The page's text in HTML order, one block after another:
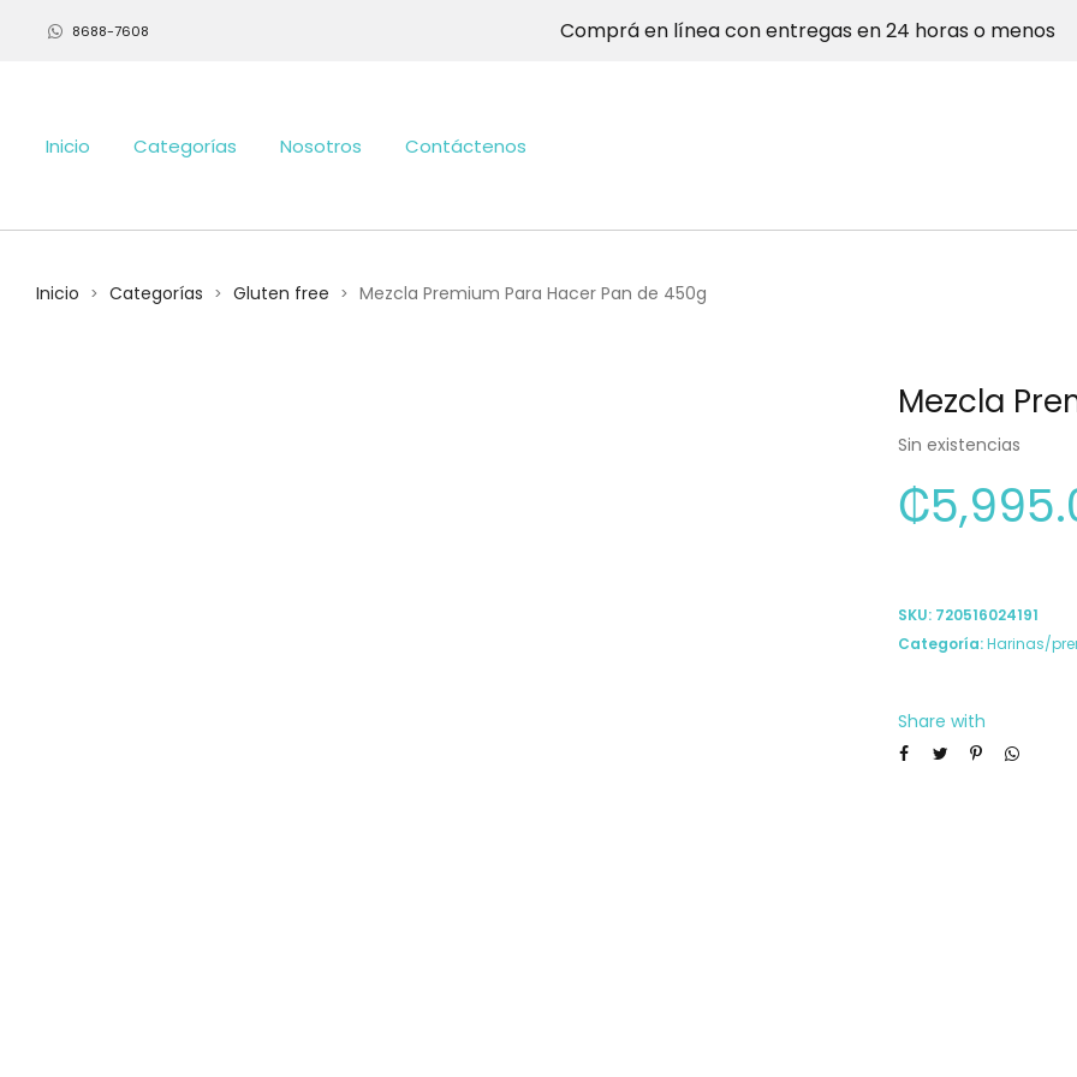
8688-7608 Comprá en línea con entregas en 24 horas o menos
Inicio Categorías Nosotros Contáctenos
Inicio > Categorías > Gluten free > Mezcla Premium Para Hacer Pan de 450g
Mezcla
Sin existencias
₡
SKU: 720516024191
Categoría:Harinas/
Share with